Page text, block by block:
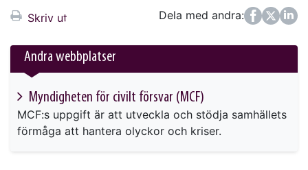
Skriv ut Dela med andra:
FacebookTwitter
LinkedIn
Andra webbplatser
Myndigheten för civilt försvar (MCF)
MCF:s uppgift är att utveckla och stödja samhällets
förmåga att hantera olyckor och kriser.